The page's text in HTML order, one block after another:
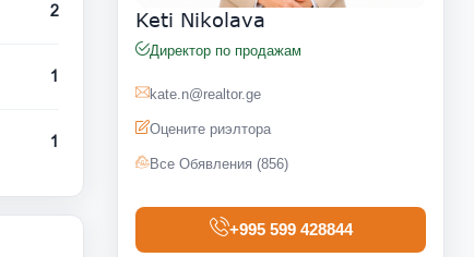
2
1
1
Keti Nikolava
Директор по продажам
kate.n@realtor.ge
Оцените риэлтора
Все Обявления (856)
+995 599 428844